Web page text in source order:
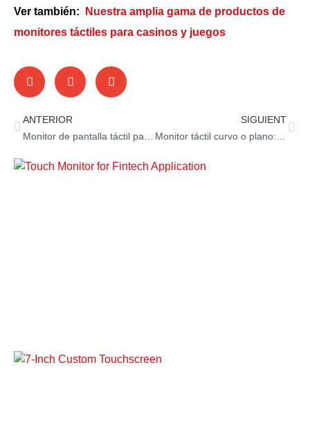
Ver también:
Nuestra amplia gama de productos de
monitores táctiles para casinos y juegos
ANTERIOR
Monitor de pantalla táctil para automóvil
SIGUIENT
Monitor táctil curvo o plano: ¿apto para máquinas de casino?